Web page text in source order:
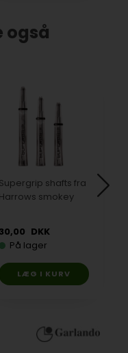
også
Supergrip shafts fra
Harrows smokey
30,00 DKK
På lager